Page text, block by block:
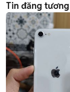
Tin đăng